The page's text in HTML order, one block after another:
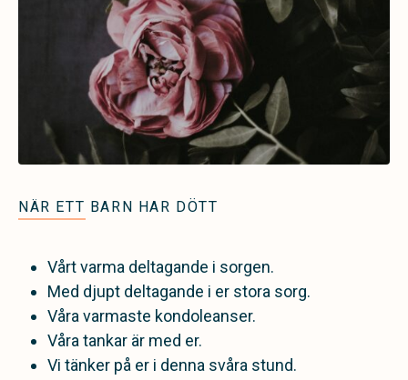
NÄR ETT BARN HAR DÖTT
Vårt varma deltagande i sorgen.
Med djupt deltagande i er stora sorg.
Våra varmaste kondoleanser.
Våra tankar är med er.
Vi tänker på er i denna svåra stund.